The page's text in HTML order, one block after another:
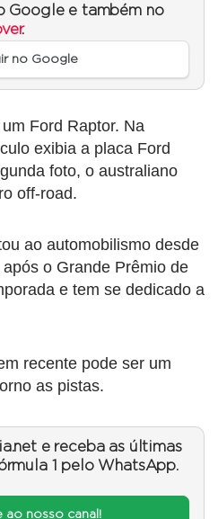
Google e também no
.
no Google
Ford Raptor. Na
exibia a placa Ford
foto, o australiano
off-road.
ao automobilismo desde
o Grande Prêmio de
e tem se dedicado a
recente pode ser um
as pistas.
e receba as últimas
1 pelo WhatsApp.
ao nosso canal!